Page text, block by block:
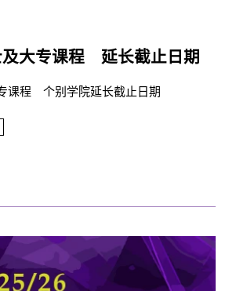
及大专课程 延长截止日期
课程 个别学院延长截止日期